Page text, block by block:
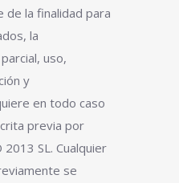
la finalidad para
la
uso,
y
en todo caso
previa por
SL. Cualquier
se